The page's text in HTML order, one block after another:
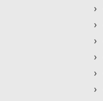
›
›
›
›
›
›